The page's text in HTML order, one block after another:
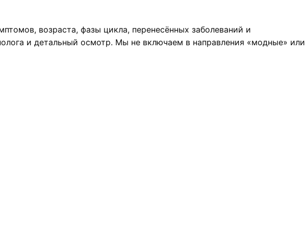
возраста, фазы цикла, перенесённых заболеваний и
и детальный осмотр. Мы не включаем в направления «модные» или